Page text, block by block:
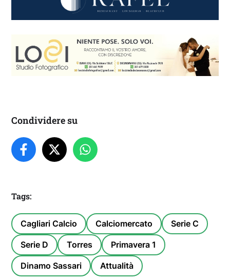
Condividere su
Tags:
Cagliari Calcio Calciomercato Serie C
Serie D Torres Primavera 1
Dinamo Sassari Attualità